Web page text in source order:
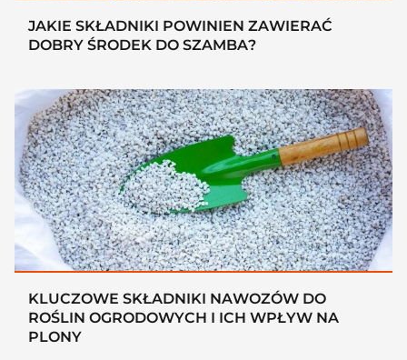
JAKIE SKŁADNIKI POWINIEN ZAWIERAĆ
DOBRY ŚRODEK DO SZAMBA?
KLUCZOWE SKŁADNIKI NAWOZÓW DO
ROŚLIN OGRODOWYCH I ICH WPŁYW NA
PLONY